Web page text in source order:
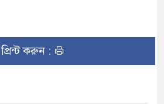
প্রিন্ট করুন :